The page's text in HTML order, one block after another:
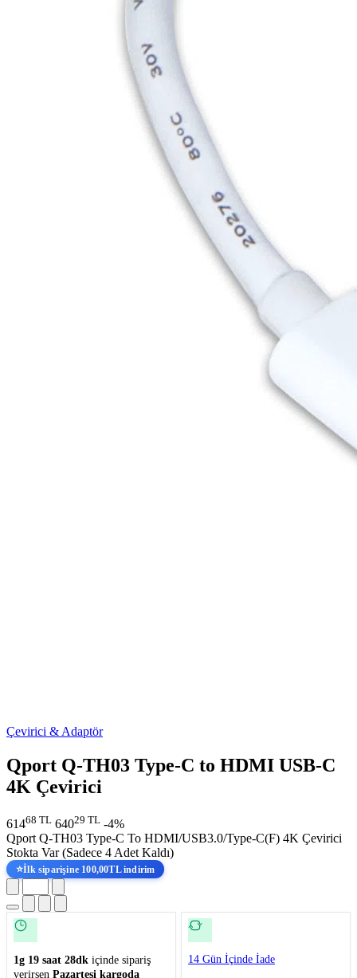
Çevirici & Adaptör
Qport Q-TH03 Type-C to HDMI USB-C
4K Çevirici
61468 TL 64029 TL -4%
Qport Q-TH03 Type-C To HDMI/USB3.0/Type-C(F) 4K Çevirici
Stokta Var (Sadece 4 Adet Kaldı)
⭐İlk siparişine 100,00TL indirim
1g 19 saat 28dk içinde sipariş
verirsen Pazartesi kargoda
14 Gün İçinde İade